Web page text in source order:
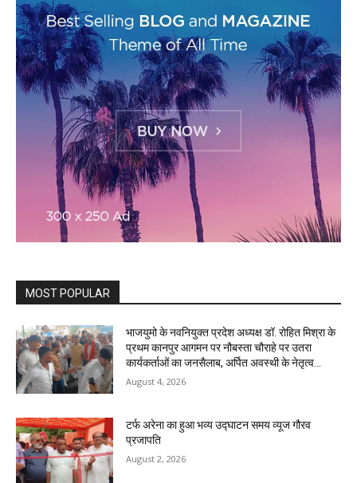
MOST POPULAR
भाजयुमो के नवनियुक्त प्रदेश अध्यक्ष डॉ. रोहित मिश्रा के
प्रथम कानपुर आगमन पर नौबस्ता चौराहे पर उतरा
कार्यकर्ताओं का जनसैलाब, अर्पित अवस्थी के नेतृत्व...
August 4, 2026
टर्फ अरेना का हुआ भव्य उद्घाटन समय व्यूज गौरव
प्रजापति
August 2, 2026